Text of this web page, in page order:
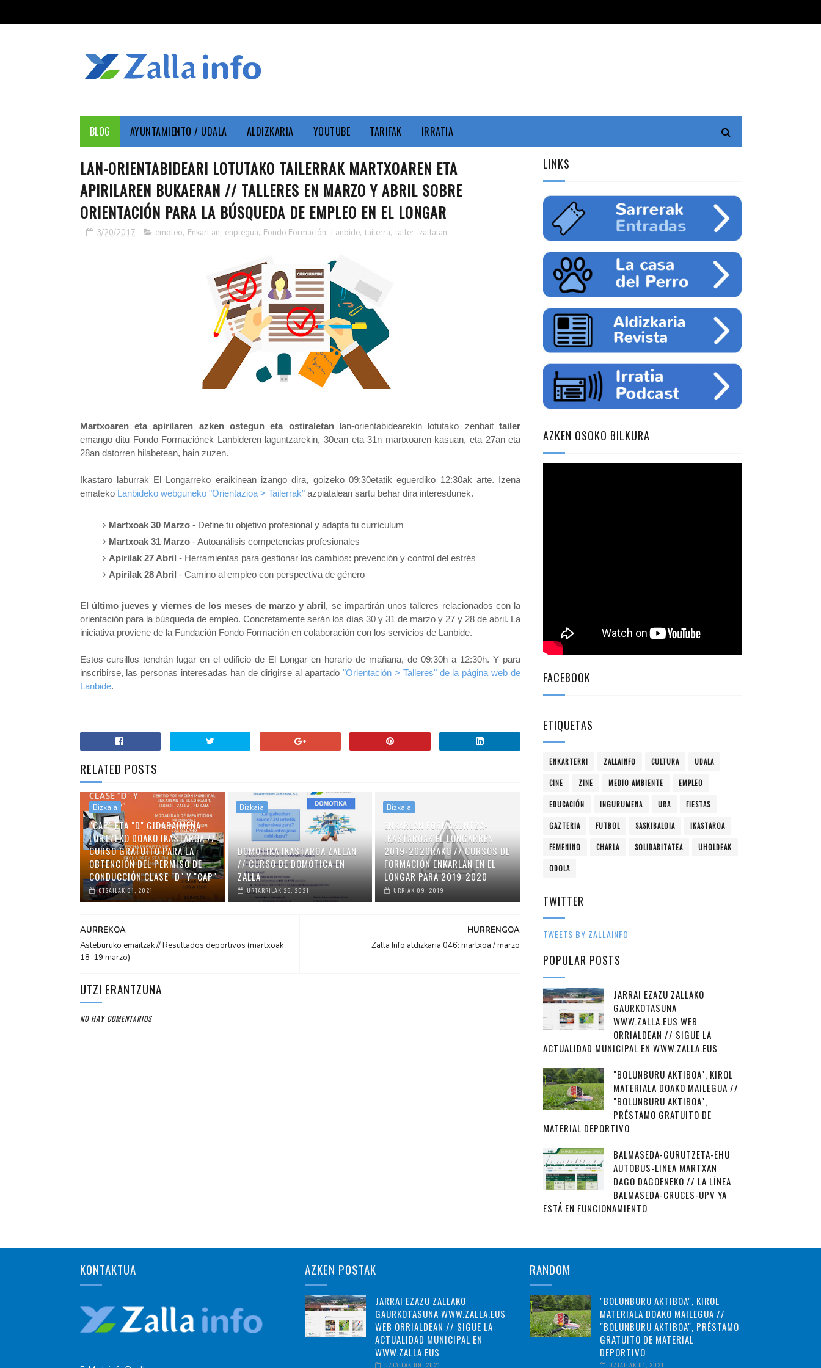
BLOG AYUNTAMIENTO / UDALA ALDIZKARIA YOUTUBE TARIFAK IRRATIA
LAN-ORIENTABIDEARI LOTUTAKO TAILERRAK MARTXOAREN ETA
APIRILAREN BUKAERAN // TALLERES EN MARZO Y ABRIL SOBRE
ORIENTACIÓN PARA LA BÚSQUEDA DE EMPLEO EN EL LONGAR
3/20/2017 empleo, EnkarLan, enplegua, Fondo Formación, Lanbide, tailerra, taller, zallalan
Martxoaren eta apirilaren azken ostegun eta ostiraletanlan-orientabidearekin lotutako zenbaittailer
emango ditu Fondo Formaciónek Lanbideren laguntzarekin, 30ean eta 31n martxoaren kasuan, eta 27an eta
28an datorren hilabetean, hain zuzen.
Ikastaro laburrak El Longarreko eraikinean izango dira, goizeko 09:30etatik eguerdiko 12:30ak arte. Izena
emateko Lanbideko webguneko "Orientazioa > Tailerrak"azpiatalean sartu behar dira interesdunek.
Martxoak 30 Marzo - Define tu objetivo profesional y adapta tu currículum
Martxoak 31 Marzo - Autoanálisis competencias profesionales
Apirilak 27 Abril - Herramientas para gestionar los cambios: prevención y control del estrés
Apirilak 28 Abril - Camino al empleo con perspectiva de género
El último jueves y viernes de los meses de marzo y abril, se impartirán unos talleres relacionados con la
orientación para la búsqueda de empleo. Concretamente serán los días 30 y 31 de marzo y 27 y 28 de abril. La
iniciativa proviene de la Fundación Fondo Formación en colaboración con los servicios de Lanbide.
Estos cursillos tendrán lugar en el edificio de El Longar en horario de mañana, de 09:30h a 12:30h. Y para
inscribirse, las personas interesadas han de dirigirse al apartado "Orientación > Talleres" de la página web de
Lanbide.
RELATED POSTS
Bizkaia
"CAP" ETA "D" GIDABAIMENA
LORTZEKO DOAKO IKASTAROA //
CURSO GRATUITO PARA LA
OBTENCIÓN DEL PERMISO DE
CONDUCCIÓN CLASE "D" Y "CAP"
OTSAILAK 01, 2021
Bizkaia
DOMOTIKA IKASTAROA ZALLAN
// CURSO DE DOMÓTICA EN
ZALLA
URTARRILAK 26, 2021
Bizkaia
ENKARLAN FORMAKUNTZA-
IKASTAROAK EL LONGARREN
2019-2020RAKO // CURSOS DE
FORMACIÓN ENKARLAN EN EL
LONGAR PARA 2019-2020
URRIAK 09, 2019
HURRENGOA
Zalla Info aldizkaria 046: martxoa / marzo
AURREKOA
Asteburuko emaitzak // Resultados deportivos (martxoak
18-19 marzo)
UTZI ERANTZUNA
NO HAY COMENTARIOS
LINKS
AZKEN OSOKO BILKURA
FACEBOOK
ETIQUETAS
ENKARTERRI ZALLAINFO CULTURA UDALA
CINE ZINE MEDIO AMBIENTE EMPLEO
EDUCACIÓN INGURUMENA URA FIESTAS
GAZTERIA FUTBOL SASKIBALOIA IKASTAROA
FEMENINO CHARLA SOLIDARITATEA UHOLDEAK
ODOLA
TWITTER
TWEETS BY ZALLAINFO
POPULAR POSTS
JARRAI EZAZU ZALLAKO
GAURKOTASUNA
WWW.ZALLA.EUS WEB
ORRIALDEAN // SIGUE LA
ACTUALIDAD MUNICIPAL EN WWW.ZALLA.EUS
"BOLUNBURU AKTIBOA", KIROL
MATERIALA DOAKO MAILEGUA //
"BOLUNBURU AKTIBOA",
PRÉSTAMO GRATUITO DE
MATERIAL DEPORTIVO
BALMASEDA-GURUTZETA-EHU
AUTOBUS-LINEA MARTXAN
DAGO DAGOENEKO // LA LÍNEA
BALMASEDA-CRUCES-UPV YA
ESTÁ EN FUNCIONAMIENTO
KONTAKTUA AZKEN POSTAK
JARRAI EZAZU ZALLAKO
GAURKOTASUNA WWW.ZALLA.EUS
WEB ORRIALDEAN // SIGUE LA
ACTUALIDAD MUNICIPAL EN
WWW.ZALLA.EUS
UZTAILAK 09, 2021
RANDOM
"BOLUNBURU AKTIBOA", KIROL
MATERIALA DOAKO MAILEGUA //
"BOLUNBURU AKTIBOA", PRÉSTAMO
GRATUITO DE MATERIAL
DEPORTIVO
UZTAILAK 01, 2021